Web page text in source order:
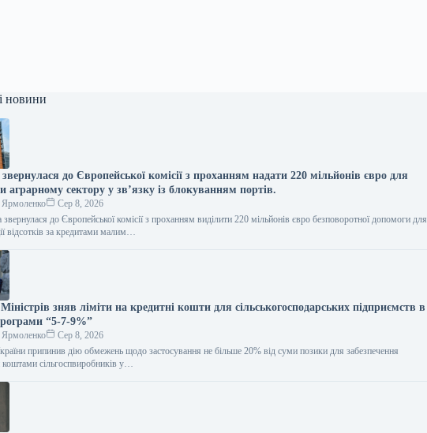
новини
до Європейської комісії з проханням надати 220 мільйонів євро для
аграрному сектору у зв’язку із блокуванням портів.
Ярмоленко
Сер 8, 2026
звернулася до Європейської комісії з проханням виділити 220 мільйонів євро безповоротної допомоги для
відсотків за кредитами малим…
зняв ліміти на кредитні кошти для сільськогосподарських підприємств в
“5-7-9%”
Ярмоленко
Сер 8, 2026
припинив дію обмежень щодо застосування не більше 20% від суми позики для забезпечення
коштами сільгоспвиробників у…